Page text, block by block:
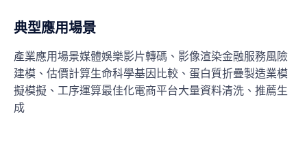
典型應用場景
產業應用場景媒體娛樂影片轉碼、影像渲染金融服務風險
建模、估價計算生命科學基因比較、蛋白質折疊製造業模
擬模擬、工序運算最佳化電商平台大量資料清洗、推薦生
成